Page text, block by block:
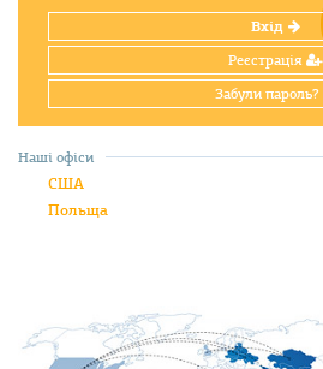
Вхід
Реєстрація
Забули пароль?
Наші офіси
США
Польща